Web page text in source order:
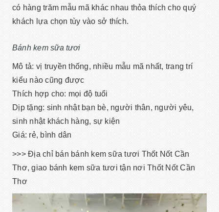
có hàng trăm mẫu mã khác nhau thỏa thích cho quý
khách lựa chọn tùy vào sở thích.
Bánh kem sữa tươi
Mô tả: vị truyền thống, nhiều mẫu mã nhất, trang trí
kiểu nào cũng được
Thích hợp cho: mọi độ tuổi
Dịp tặng: sinh nhật bạn bè, người thân, người yêu,
sinh nhật khách hàng, sự kiện
Giá: rẻ, bình dân
>>> Địa chỉ bán bánh kem sữa tươi Thốt Nốt Cần
Thơ, giao bánh kem sữa tươi tận nơi Thốt Nốt Cần
Thơ